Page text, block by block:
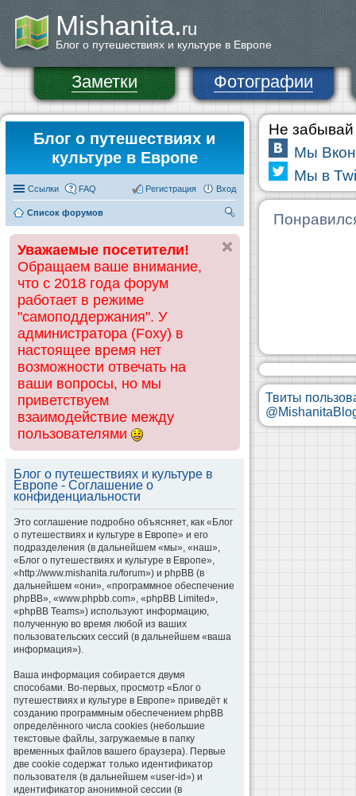
Mishanita.ru
Блог о путешествиях и культуре в Европе
Заметки Фотографии
Блог о путешествиях и
культуре в Европе
Ссылки FAQ Вход
Регистрация
Список форумов
ск
Уважаемые посетители!
Обращаем ваше внимание,
что с 2018 года форум
работает в режиме
"самоподдержания". У
администратора (Foxy) в
настоящее время нет
возможности отвечать на
ваши вопросы, но мы
приветствуем
взаимодействие между
пользователями
Блог о путешествиях и культуре в
Европе - Соглашение о
конфиденциальности
Это соглашение подробно объясняет, как «Блог
о путешествиях и культуре в Европе» и его
подразделения (в дальнейшем «мы», «наш»,
«Блог о путешествиях и культуре в Европе»,
«http://www.mishanita.ru/forum») и phpBB (в
дальнейшем «они», «программное обеспечение
phpBB», «www.phpbb.com», «phpBB Limited»,
«phpBB Teams») используют информацию,
полученную во время любой из ваших
пользовательских сессий (в дальнейшем «ваша
информация»).
Ваша информация собирается двумя
способами. Во-первых, просмотр «Блог о
путешествиях и культуре в Европе» приведёт к
созданию программным обеспечением phpBB
определённого числа cookies (небольшие
текстовые файлы, загружаемые в папку
временных файлов вашего браузера). Первые
две cookie содержат только идентификатор
пользователя (в дальнейшем «user-id») и
идентификатор анонимной сессии (в
Не забывай
Мы
Мы в
Твиты